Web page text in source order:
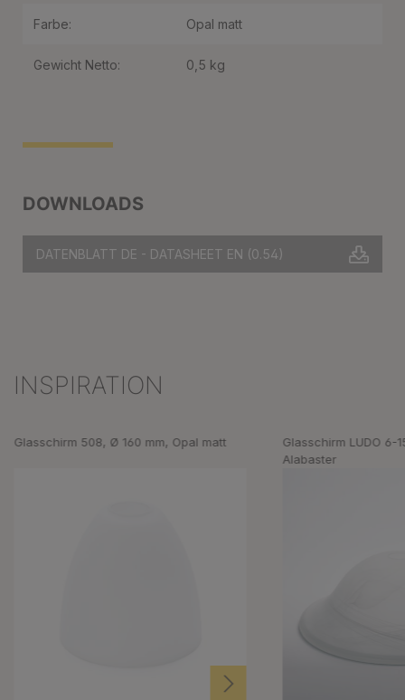
DOWNLOADS
DATENBLATT DE - DATASHEET EN (0.54)
Farbe: Opal matt
Gewicht Netto: 0,5 kg
Produktgalerie überspringen
INSPIRATION
Glasschirm 508, Ø 160 mm, Opal matt
Glasschirm LUDO 6-
Alabaster